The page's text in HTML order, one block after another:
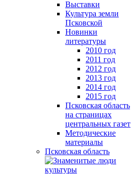
Выставки
Культура земли
Псковской
Новинки
литературы
2010 год
2011 год
2012 год
2013 год
2014 год
2015 год
Псковская область
на страницах
центральных газет
Методические
материалы
Псковская область